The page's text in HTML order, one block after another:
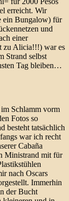
erreicht. Wir
ein Bungalow) für
und
einer
zu Alicia!!!) war es
Strand selbst
Tag bleiben…
Schlamm vorm
Fotos so
besteht tatsächlich
war ich recht
Cabaña
Ministrand mit für
nach Oscars
Immerhin
der Bucht